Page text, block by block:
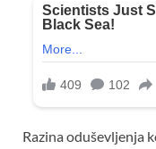
Razina oduševljenja